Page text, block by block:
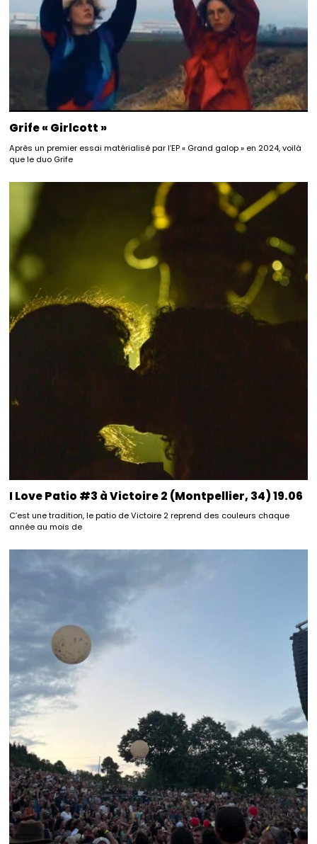
Grife « Girlcott »
Après un premier essai matérialisé par l’EP « Grand galop » en 2024, voilà
que le duo Grife
I Love Patio #3 à Victoire 2 (Montpellier, 34) 19.06
C’est une tradition, le patio de Victoire 2 reprend des couleurs chaque
année au mois de